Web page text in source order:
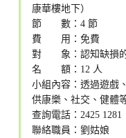
康華樓地下）
節 數：4 節
費 用：免費
對 象：認知缺損
名 額：12 人
小組內容：透過遊戲
供康樂、社交、健體
查詢電話：2425 1281
聯絡職員：劉姑娘